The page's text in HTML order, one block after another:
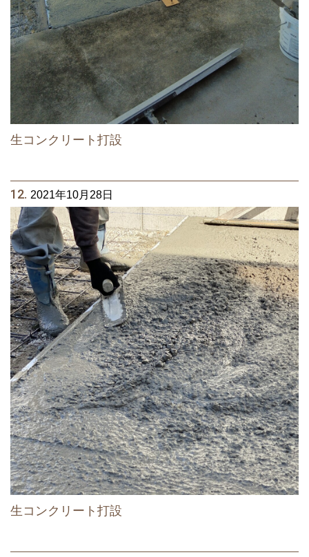
生コンクリート打設
12. 2021年10月28日
生コンクリート打設